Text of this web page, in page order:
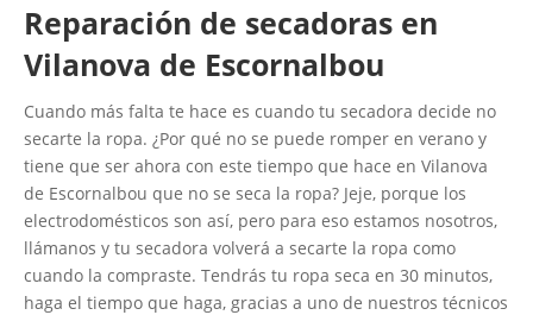
Reparación de secadoras en
Vilanova de Escornalbou
Cuando más falta te hace es cuando tu secadora decide no
secarte la ropa. ¿Por qué no se puede romper en verano y
tiene que ser ahora con este tiempo que hace en Vilanova
de Escornalbou que no se seca la ropa? Jeje, porque los
electrodomésticos son así, pero para eso estamos nosotros,
llámanos y tu secadora volverá a secarte la ropa como
cuando la compraste. Tendrás tu ropa seca en 30 minutos,
haga el tiempo que haga, gracias a uno de nuestros técnicos